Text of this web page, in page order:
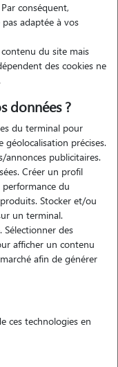
de m'en occuper,leur
aider les propriétaires
et attention.
particuliers,
l'habitude des
conséquent,
adaptée à vos
du site mais
des cookies ne
données ?
du terminal pour
géolocalisation précises.
annonces publicitaires.
Créer un profil
du
Stocker et/ou
un terminal.
Sélectionner des
afficher un contenu
afin de générer
ces technologies en